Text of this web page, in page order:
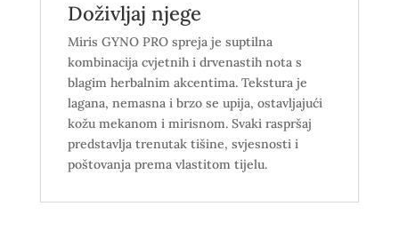
Doživljaj njege
Miris GYNO PRO spreja je suptilna
kombinacija cvjetnih i drvenastih nota s
blagim herbalnim akcentima. Tekstura je
lagana, nemasna i brzo se upija, ostavljajući
kožu mekanom i mirisnom. Svaki raspršaj
predstavlja trenutak tišine, svjesnosti i
poštovanja prema vlastitom tijelu.